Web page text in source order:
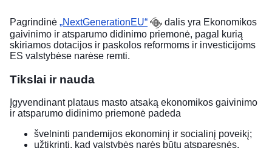
Pagrindinė „NextGenerationEU“
dalis yra Ekonomikos
gaivinimo ir atsparumo didinimo priemonė, pagal kurią
skiriamos dotacijos ir paskolos reformoms ir investicijoms
ES valstybėse narėse remti.
Tikslai ir nauda
Įgyvendinant plataus masto atsaką ekonomikos gaivinimo
ir atsparumo didinimo priemonė padeda
švelninti pandemijos ekonominį ir socialinį poveikį;
užtikrinti, kad valstybės narės būtų atsparesnės,